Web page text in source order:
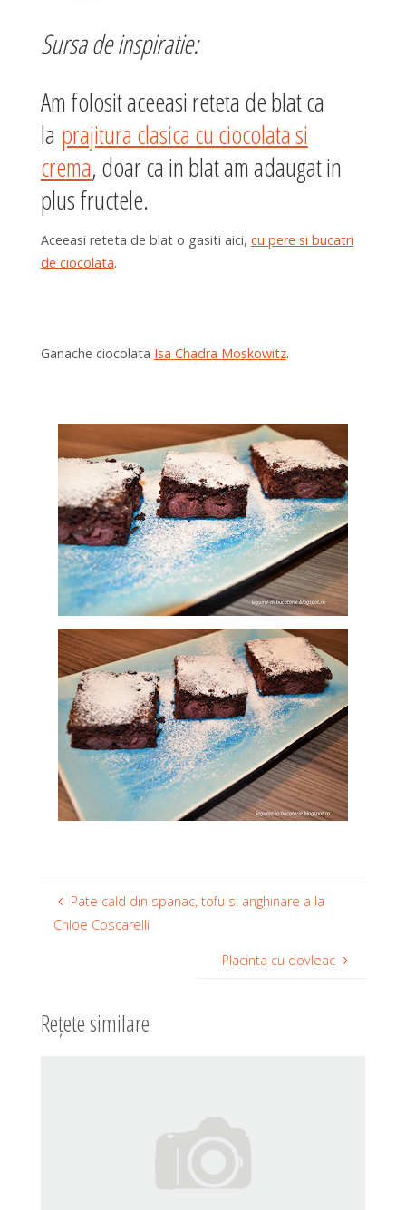
Sursa de inspiratie:
Am folosit aceeasi reteta de blat ca
la prajitura clasica cu ciocolata si
crema, doar ca in blat am adaugat in
plus fructele.
Aceeasi reteta de blat o gasiti aici, cu pere si bucatri
de ciocolata.
Ganache ciocolata Isa Chadra Moskowitz.
Pate cald din spanac, tofu si anghinare a la
Chloe Coscarelli
Placinta cu dovleac
Rețete similare